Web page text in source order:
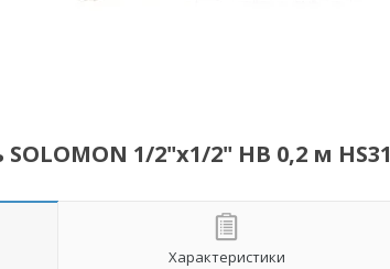
1/2"х1/2" НВ 0,2 м HS31
Характеристики